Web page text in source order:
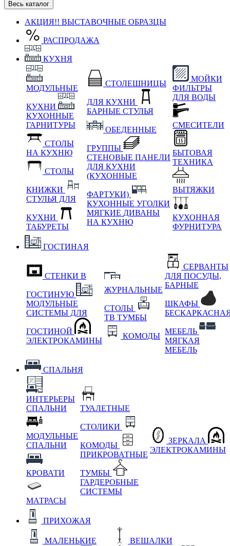
Весь каталог
АКЦИЯ!! ВЫСТАВОЧНЫЕ ОБРАЗЦЫ
РАСПРОДАЖА
КУХНЯ
МОДУЛЬНЫЕ
КУХНИ
КУХОННЫЕ
ГАРНИТУРЫ
СТОЛЫ
НА КУХНЮ
СТОЛЫ
КНИЖКИ
СТУЛЬЯ ДЛЯ
КУХНИ
ТАБУРЕТЫ
СТОЛЕШНИЦЫ
ДЛЯ КУХНИ
БАРНЫЕ СТУЛЬЯ
ОБЕДЕННЫЕ
ГРУППЫ
СТЕНОВЫЕ ПАНЕЛИ
ДЛЯ КУХНИ
(КУХОННЫЕ
ФАРТУКИ)
КУХОННЫЕ УГОЛКИ
МЯГКИЕ ДИВАНЫ
НА КУХНЮ
МОЙКИ
ФИЛЬТРЫ
ДЛЯ ВОДЫ
СМЕСИТЕЛИ
БЫТОВАЯ
ТЕХНИКА
ВЫТЯЖКИ
КУХОННАЯ
ФУРНИТУРА
ГОСТИНАЯ
СТЕНКИ В
ГОСТИНУЮ
МОДУЛЬНЫЕ
СИСТЕМЫ ДЛЯ
ГОСТИНОЙ
ЭЛЕКТРОКАМИНЫ
ЖУРНАЛЬНЫЕ
СТОЛЫ
ТВ ТУМБЫ
КОМОДЫ
СЕРВАНТЫ
ДЛЯ ПОСУДЫ,
БАРНЫЕ
ШКАФЫ
МЕБЕЛЬ
МЯГКАЯ
МЕБЕЛЬ
СПАЛЬНЯ
ИНТЕРЬЕРЫ
СПАЛЬНИ
МОДУЛЬНЫЕ
СПАЛЬНИ
КРОВАТИ
МАТРАСЫ
ТУАЛЕТНЫЕ
СТОЛИКИ
КОМОДЫ
ПРИКРОВАТНЫЕ
ТУМБЫ
ГАРДЕРОБНЫЕ
СИСТЕМЫ
ЗЕРКАЛА
ЭЛЕКТРОКАМИНЫ
ПРИХОЖАЯ
МАЛЕНЬКИЕ ВЕШАЛКИ